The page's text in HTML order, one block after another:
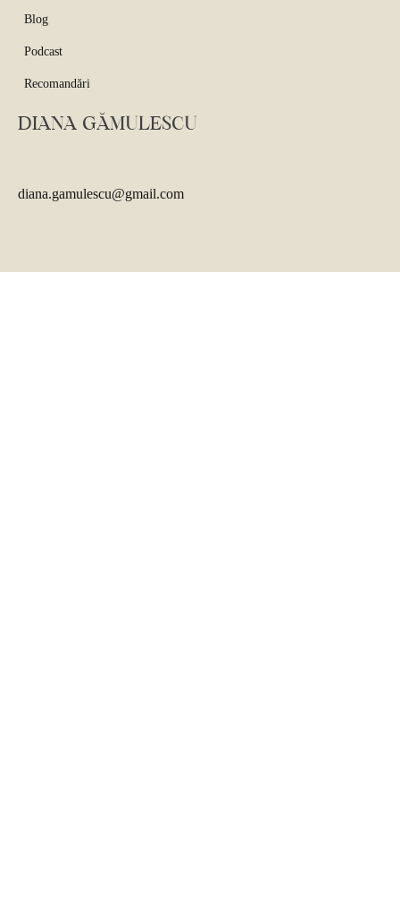
Blog
Podcast
Recomandări
DIANA GĂMULESCU
diana.gamulescu@gmail.com